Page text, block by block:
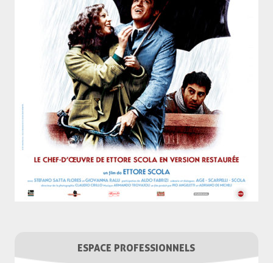
ESPACE PROFESSIONNELS